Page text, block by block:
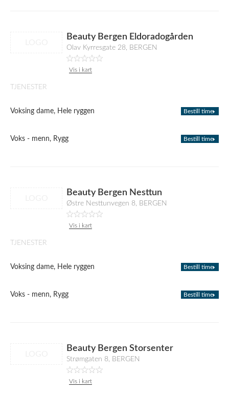
Beauty Bergen Eldoradogården
Olav Kyrresgate 28, BERGEN
Vis i kart
TJENESTER
Voksing dame, Hele ryggen Bestill time
Voks - menn, Rygg Bestill time
Beauty Bergen Nesttun
Østre Nesttunvegen 8, BERGEN
Vis i kart
TJENESTER
Voksing dame, Hele ryggen Bestill time
Voks - menn, Rygg Bestill time
Beauty Bergen Storsenter
Strømgaten 8, BERGEN
Vis i kart